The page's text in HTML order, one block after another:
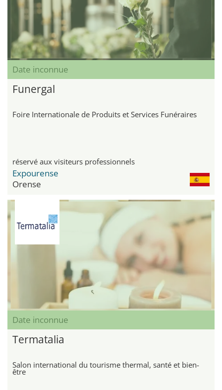
Date inconnue
Funergal
Foire Internationale de Produits et Services Funéraires
réservé aux visiteurs professionnels
Expourense
Orense
Date inconnue
Termatalia
Salon international du tourisme thermal, santé et bien-
être